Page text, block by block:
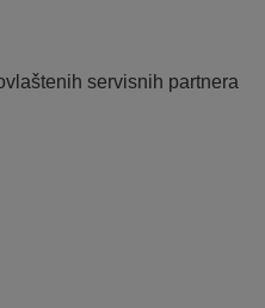
servisnih partnera